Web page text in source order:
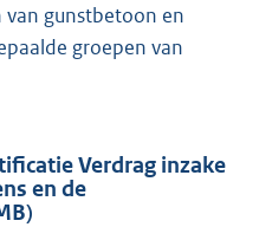
van gunstbetoon en
groepen van
Verdrag inzake
en de